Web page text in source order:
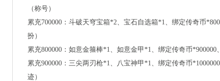
（称号）
累充700000：斗破天穹宝箱*2、宝石自选箱*1、绑定传奇币
扮）
累充800000：如意金箍棒*1、如意金甲*1、绑定传奇币
累充900000：三尖两刃枪*1、八宝神甲*1、绑定传奇币
迹）